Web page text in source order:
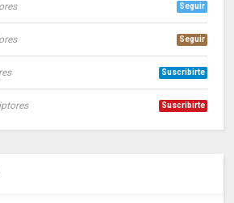
Seguir
Seguir
Suscribirte
Suscribirte